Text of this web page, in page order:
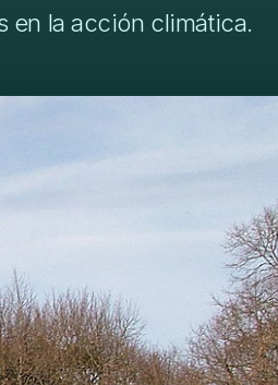
en la acción climática.